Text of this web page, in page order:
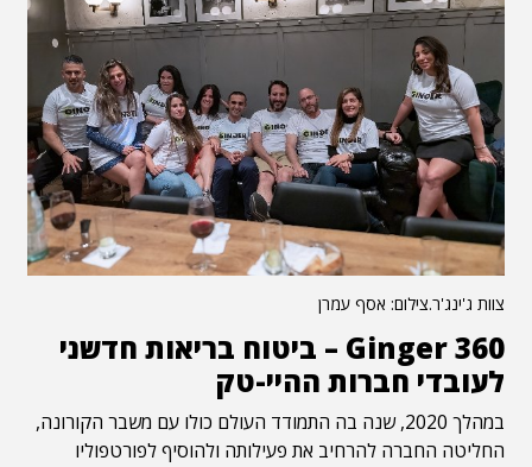
צוות ג'ינג'ר.צילום: אסף עמרן
Ginger 360 – ביטוח בריאות חדשני
לעובדי חברות ההיי-טק
במהלך 2020, שנה בה התמודד העולם כולו עם משבר הקורונה,
החליטה החברה להרחיב את פעילותה ולהוסיף לפורטפוליו